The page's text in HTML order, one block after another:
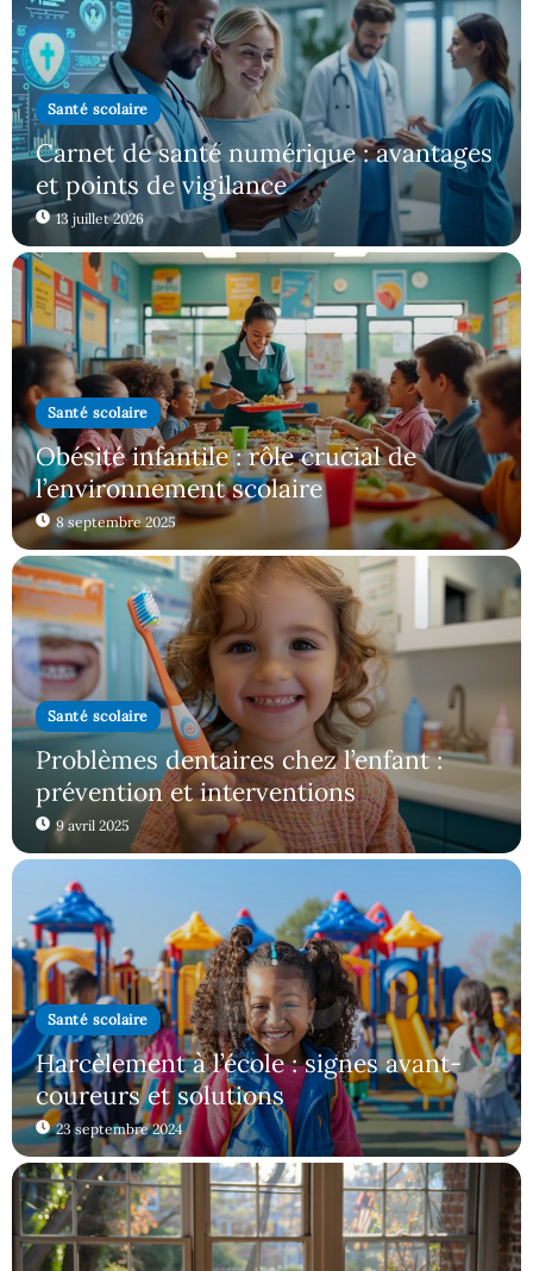
Santé scolaire
Carnet de santé numérique : avantages
et points de vigilance
13 juillet 2026
Santé scolaire
Obésité infantile : rôle crucial de
l’environnement scolaire
8 septembre 2025
Santé scolaire
Problèmes dentaires chez l’enfant :
prévention et interventions
9 avril 2025
Santé scolaire
Harcèlement à l’école : signes avant-
coureurs et solutions
23 septembre 2024